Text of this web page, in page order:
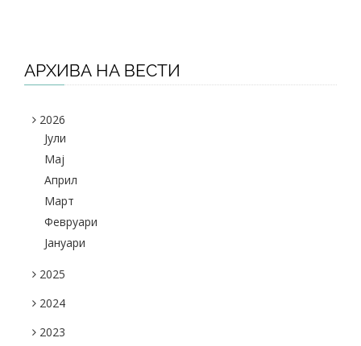
АРХИВА НА ВЕСТИ
2026
Јули
Maj
Април
Март
Февруари
Јануари
2025
2024
2023